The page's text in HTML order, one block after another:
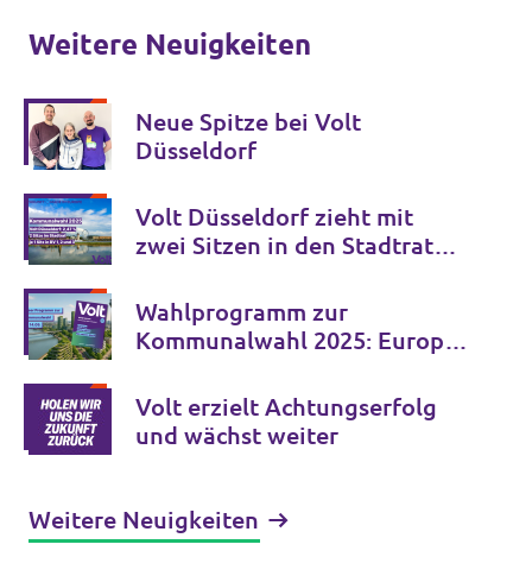
Weitere Neuigkeiten
Neue Spitze bei Volt
Düsseldorf
Volt Düsseldorf zieht mit
zwei Sitzen in den Stadtrat
Wahlprogramm zur
Kommunalwahl 2025: Europas
Volt erzielt Achtungserfolg
und wächst weiter
Weitere Neuigkeiten